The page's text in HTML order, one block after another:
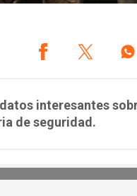
interesantes
de seguridad.